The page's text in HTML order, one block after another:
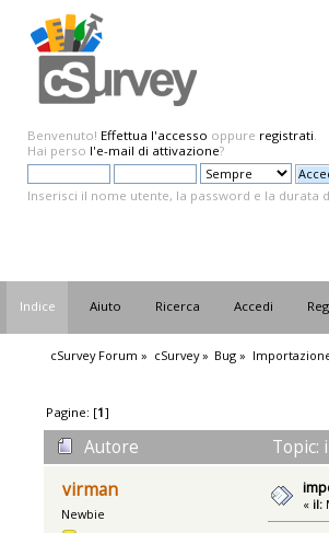
Benvenuto! Effettua l'accesso oppure registrati.
Hai perso l'e-mail di attivazione?
Inserisci il nome utente, la password e la durata
Indice Aiuto Ricerca Accedi
cSurvey Forum » cSurvey» Bug »
Pagine: [1]
Autore
Topic:
virman
Newbie
« il: